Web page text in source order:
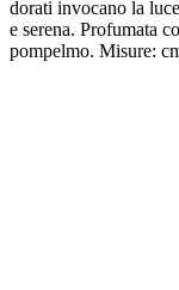
dorati invocano la
e serena. Profumata
pompelmo. Misure: